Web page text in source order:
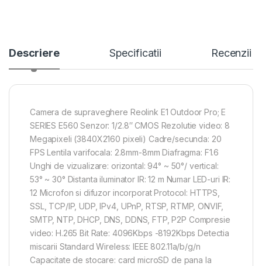
Descriere Specificatii Recenzii
Camera de supraveghere Reolink E1 Outdoor Pro; E
SERIES E560 Senzor: 1/2.8″ CMOS Rezolutie video: 8
Megapixeli (3840X2160 pixeli) Cadre/secunda: 20
FPS Lentila varifocala: 2.8mm-8mm Diafragma: F1.6
Unghi de vizualizare: orizontal: 94° ~ 50°/ vertical:
53° ~ 30° Distanta iluminator IR: 12 m Numar LED-uri IR:
12 Microfon si difuzor incorporat Protocol: HTTPS,
SSL, TCP/IP, UDP, IPv4, UPnP, RTSP, RTMP, ONVIF,
SMTP, NTP, DHCP, DNS, DDNS, FTP, P2P Compresie
video: H.265 Bit Rate: 4096Kbps -8192Kbps Detectia
miscarii Standard Wireless: IEEE 802.11a/b/g/n
Capacitate de stocare: card microSD de pana la